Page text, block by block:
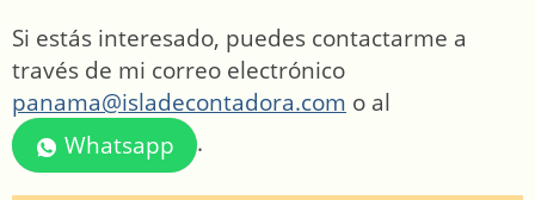
Si estás interesado, puedes contactarme a
través de mi correo electrónico
panama@isladecontadora.com o al
Whatsapp
.